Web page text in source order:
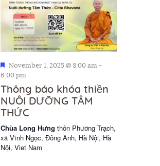
F
e
a
t
u
r
d
November 1, 2025 @ 8:00 am -
6:00 pm
Thông báo khóa thiền
NUÔI DƯỠNG TÂM
THỨC
Chùa Long Hưng thôn Phương Trạch,
xã Vĩnh Ngọc, Đông Anh, Hà Nội, Hà
Nội, Viet Nam